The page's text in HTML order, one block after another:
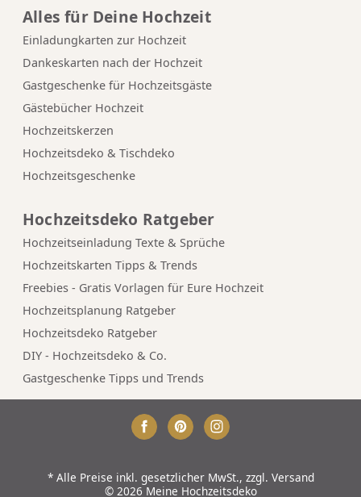
Alles für Deine Hochzeit
Einladungkarten zur Hochzeit
Dankeskarten nach der Hochzeit
Gastgeschenke für Hochzeitsgäste
Gästebücher Hochzeit
Hochzeitskerzen
Hochzeitsdeko & Tischdeko
Hochzeitsgeschenke
Hochzeitsdeko Ratgeber
Hochzeitseinladung Texte & Sprüche
Hochzeitskarten Tipps & Trends
Freebies - Gratis Vorlagen für Eure Hochzeit
Hochzeitsplanung Ratgeber
Hochzeitsdeko Ratgeber
DIY - Hochzeitsdeko & Co.
Gastgeschenke Tipps und Trends
*Alle Preise inkl. gesetzlicher MwSt., zzgl. Versand
© 2026 Meine Hochzeitsdeko